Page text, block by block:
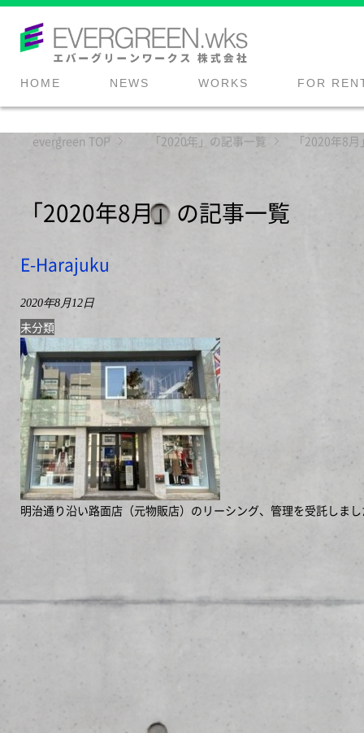
HOME NEWS WORKS FOR
evergreen TOP 「2020年」の記事一覧 「2020年8
「2020年8月」の記事一覧
E-Harajuku
2020年8月12日
未分類
明治通り沿い路面店（元物販店）のリーシング、管理を受託しま